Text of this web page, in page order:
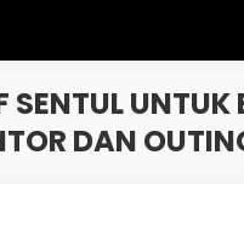
SENTUL UNTUK
DAN